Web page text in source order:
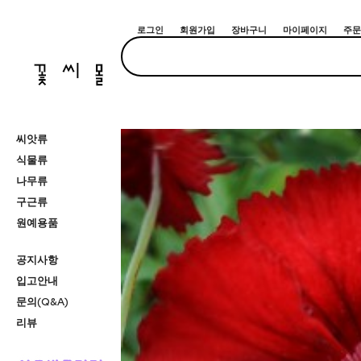
로그인 회원가입 장바구니 마이페이지 주
씨앗류
식물류
나무류
구근류
원예용품
공지사항
입고안내
문의(Q&A)
리뷰